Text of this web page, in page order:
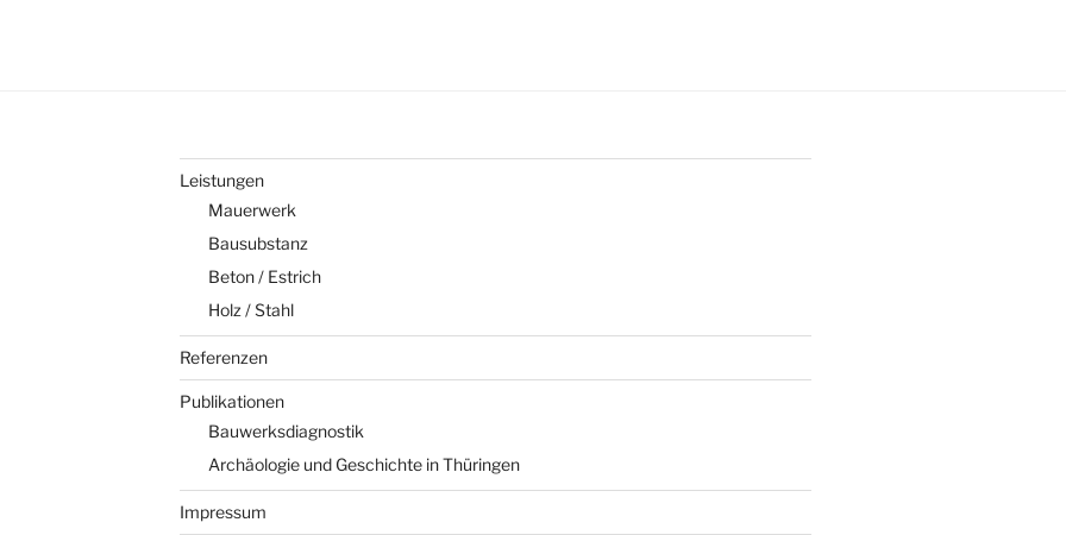
Leistungen
Mauerwerk
Bausubstanz
Beton / Estrich
Holz / Stahl
Referenzen
Publikationen
Bauwerksdiagnostik
Archäologie und Geschichte in Thüringen
Impressum